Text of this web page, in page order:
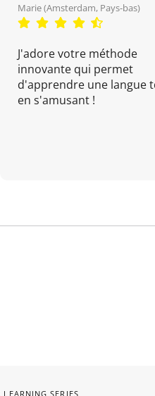
Marie (Amsterdam, Pays-bas)
J'adore votre méthode
innovante qui permet
d'apprendre une langue
en s'amusant !
LEARNING SERIES